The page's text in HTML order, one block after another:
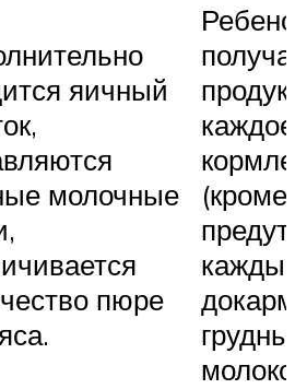
яичный
молочные
пюре
каждое